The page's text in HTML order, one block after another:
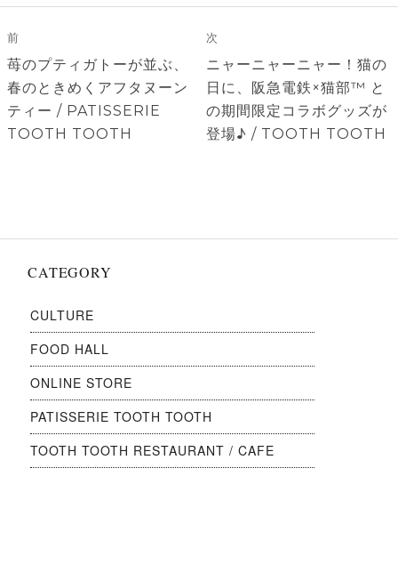
稿
ナ
ビ
ゲ
ー
前
前
の
投
稿:
苺のプティガトーが並ぶ、
春のときめくアフタヌーン
ティー / PATISSERIE
TOOTH TOOTH
次
次
の
投
稿:
ニャーニャーニャー！猫の
日に、阪急電鉄×猫部™ と
の期間限定コラボグッズが
登場♪ / TOOTH TOOTH
CATEGORY
CULTURE
FOOD HALL
ONLINE STORE
PATISSERIE TOOTH TOOTH
TOOTH TOOTH RESTAURANT / CAFE